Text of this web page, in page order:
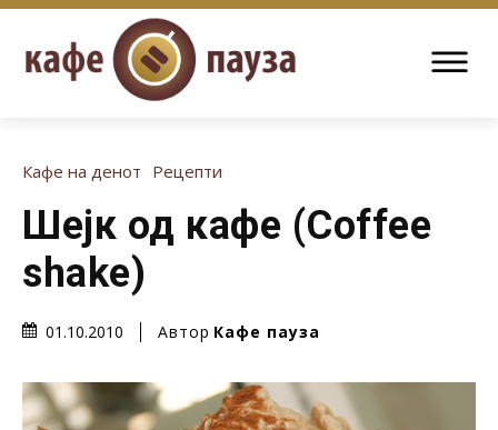
Кафе на денот Рецепти
Шејк од кафе (Coffee
shake)
01.10.2010 Автор Кафе пауза